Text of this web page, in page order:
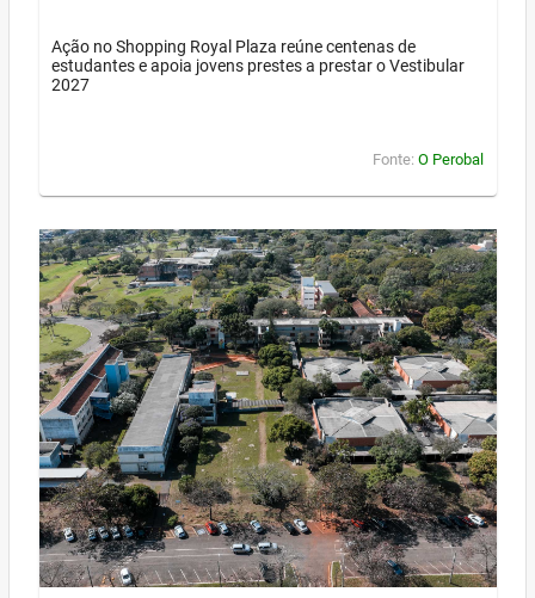
Ação no Shopping Royal Plaza reúne centenas de
estudantes e apoia jovens prestes a prestar o Vestibular
2027
Fonte: O Perobal